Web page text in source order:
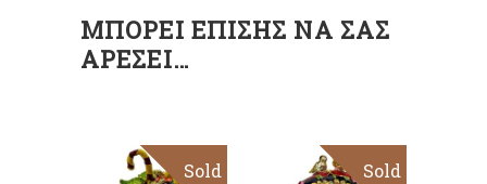
ΜΠΟΡΕΊ ΕΠΊΣΗΣ ΝΑ ΣΑΣ
ΑΡΈΣΕΙ…
Sale
Sold Sale
Sold